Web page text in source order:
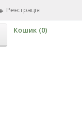
Реєстрація
Кошик (0)